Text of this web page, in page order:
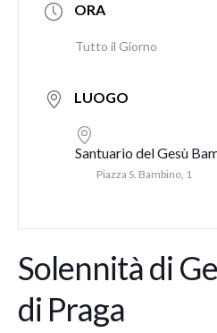
ORA
Tutto il Giorno
LUOGO
Santuario del Gesù
Piazza S. Bambino, 1
Solennità di
di Praga